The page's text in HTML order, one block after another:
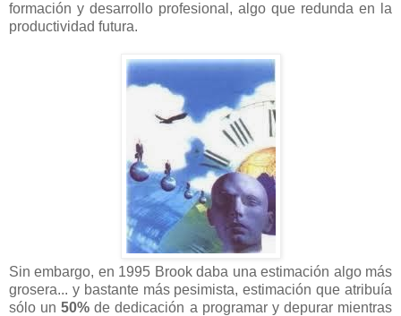
formación y desarrollo profesional, algo que redunda en la
productividad futura.
Sin embargo, en 1995 Brook daba una estimación algo más
grosera... y bastante más pesimista, estimación que atribuía
sólo un50% de dedicación a programar y depurar mientras